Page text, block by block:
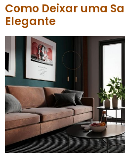
Como Deixar uma
Elegante